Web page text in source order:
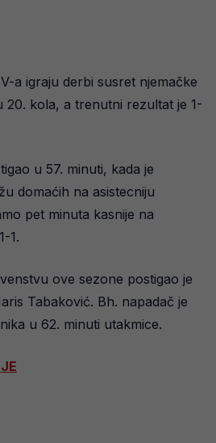
a igraju derbi susret njemačke
20. kola, a trenutni rezultat je 1-
u 57. minuti, kada je
domaćih na asistecniju
pet minuta kasnije na
1.
ove sezone postigao je
Tabaković. Bh. napadač je
u 62. minuti utakmice.